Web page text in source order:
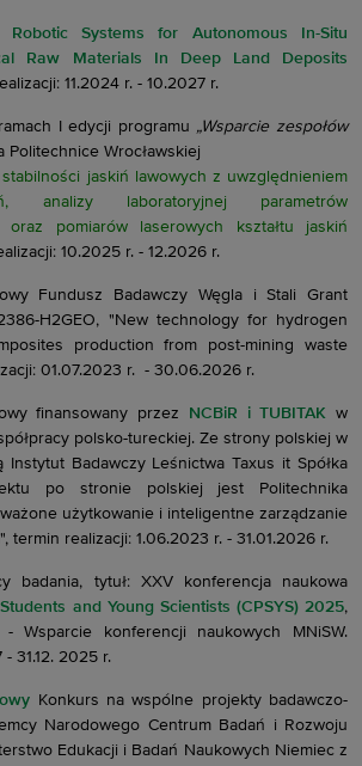
Robotic Systems for Autonomous In-Situ
Raw Materials In Deep Land Deposits
11.2024 r. - 10.2027 r.
I edycji programu „Wsparcie zespołów
Politechnice Wrocławskiej
jaskiń lawowych z uwzględnieniem
analizy laboratoryjnej parametrów
oraz pomiarów laserowych kształtu jaskiń
10.2025 r. - 12.2026 r.
Fundusz Badawczy Węgla i Stali Grant
H2GEO, "New technology for hydrogen
production from post-mining waste
01.07.2023 r. - 30.06.2026 r.
finansowany przez NCBiR i TUBITAK w
polsko-tureckiej. Ze strony polskiej w
Instytut Badawczy Leśnictwa Taxus it Spółka
po stronie polskiej jest Politechnika
użytkowanie i inteligentne zarządzanie
termin realizacji: 1.06.2023 r. - 31.01.2026 r.
badania, tytuł: XXV konferencja naukowa
and Young Scientists (CPSYS) 2025,
- Wsparcie konferencji naukowych MNiSW.
31.12. 2025 r.
Konkurs na wspólne projekty badawczo-
Narodowego Centrum Badań i Rozwoju
Edukacji i Badań Naukowych Niemiec z